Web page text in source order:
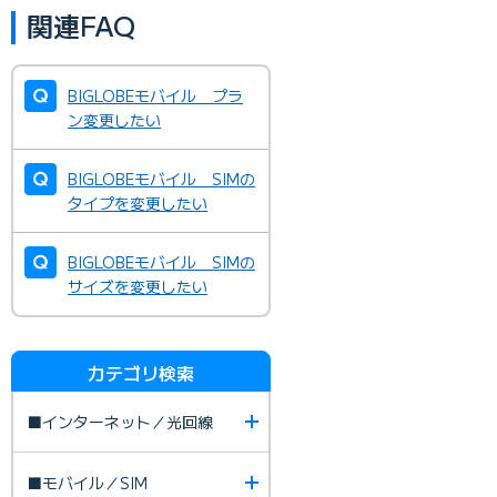
関連FAQ
BIGLOBEモバイル プラ
ン変更したい
BIGLOBEモバイル SIMの
タイプを変更したい
BIGLOBEモバイル SIMの
サイズを変更したい
カテゴリ検索
■インターネット／光回線
■モバイル／SIM